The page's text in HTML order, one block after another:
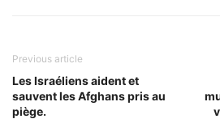
Previous article
Les Israéliens aident et
sauvent les Afghans pris au
piège.